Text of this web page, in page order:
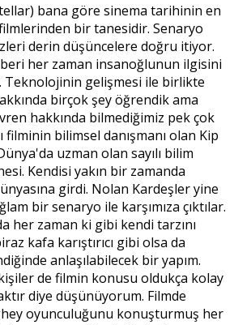
bana göre sinema tarihinin en
bir tanesidir. Senaryo
derin düşüncelere doğru itiyor.
her zaman insanoğlunun ilgisini
Teknolojinin gelişmesi ile birlikte
birçok şey öğrendik ama
hakkında bilmediğimiz pek çok
filminin bilimsel danışmanı olan Kip
uzman olan sayılı bilim
Kendisi yakın bir zamanda
girdi. Nolan Kardeşler yine
bir senaryo ile karşımıza çıktılar.
her zaman ki gibi kendi tarzını
kafa karıştırıcı gibi olsa da
anlaşılabilecek bir yapım.
de filmin konusu oldukça kolay
diye düşünüyorum. Filmde
oyunculuğunu konuşturmuş her